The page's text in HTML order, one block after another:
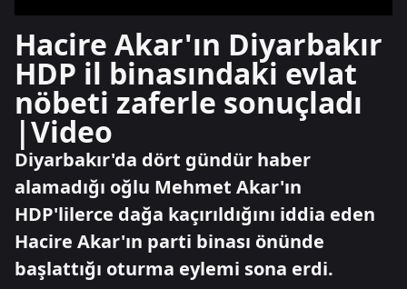
Hacire Akar'ın Diyarbakır
HDP il binasındaki evlat
nöbeti zaferle sonuçladı
|Video
Diyarbakır'da dört gündür haber
alamadığı oğlu Mehmet Akar'ın
HDP'lilerce dağa kaçırıldığını iddia eden
Hacire Akar'ın parti binası önünde
başlattığı oturma eylemi sona erdi.